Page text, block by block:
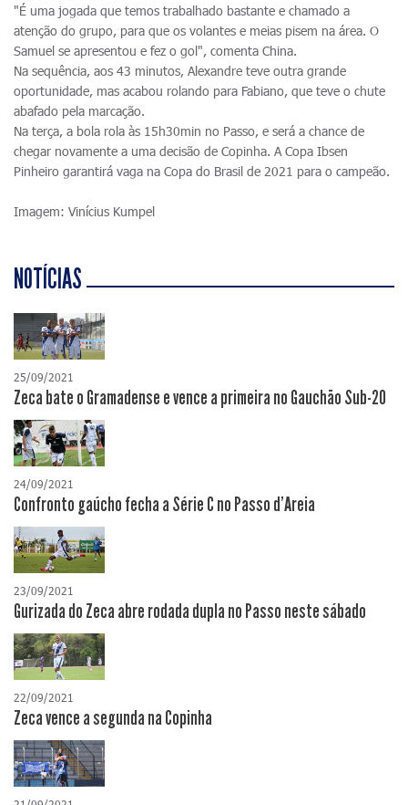
"É uma jogada que temos trabalhado bastante e chamado a
atenção do grupo, para que os volantes e meias pisem na área. O
Samuel se apresentou e fez o gol", comenta China.
Na sequência, aos 43 minutos, Alexandre teve outra grande
oportunidade, mas acabou rolando para Fabiano, que teve o chute
abafado pela marcação.
Na terça, a bola rola às 15h30min no Passo, e será a chance de
chegar novamente a uma decisão de Copinha. A Copa Ibsen
Pinheiro garantirá vaga na Copa do Brasil de 2021 para o campeão.
Imagem: Vinícius Kumpel
NOTÍCIAS
25/09/2021
Zeca bate o Gramadense e vence a primeira no Gauchão Sub-20
24/09/2021
Confronto gaúcho fecha a Série C no Passo d'Areia
23/09/2021
Gurizada do Zeca abre rodada dupla no Passo neste sábado
22/09/2021
Zeca vence a segunda na Copinha